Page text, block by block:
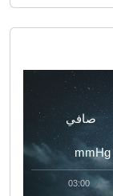
صافي
mmHg
03:00